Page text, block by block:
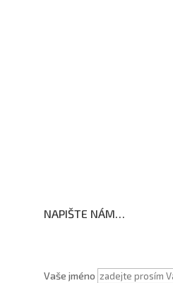
NAPIŠTE NÁM…
Vaše jméno